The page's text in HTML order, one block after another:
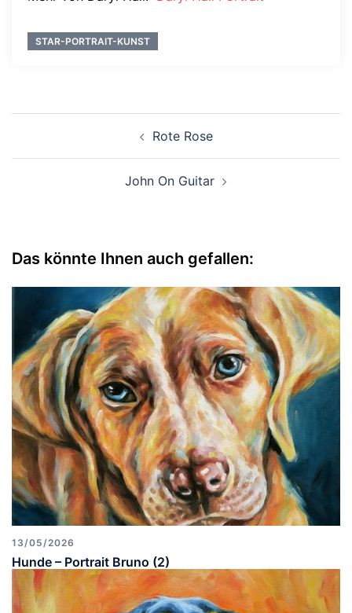
STAR-PORTRAIT-KUNST
Rote Rose
John On Guitar
Das könnte Ihnen auch gefallen:
13/05/2026
Hunde – Portrait Bruno (2)